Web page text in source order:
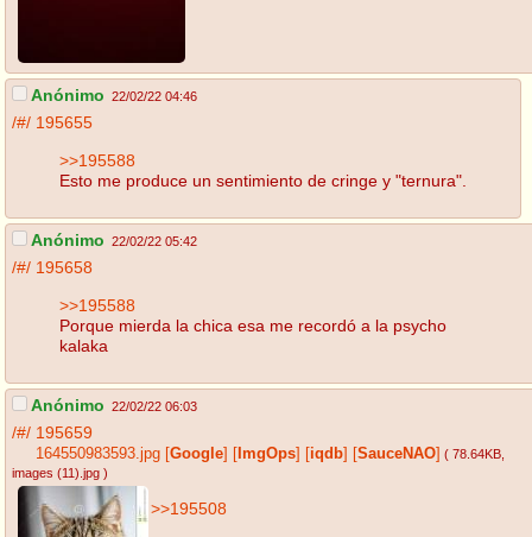
Anónimo 22/02/22 04:46
/#/ 195655
>>195588
Esto me produce un sentimiento de cringe y "ternura".
Anónimo 22/02/22 05:42
/#/ 195658
>>195588
Porque mierda la chica esa me recordó a la psycho
kalaka
Anónimo 22/02/22 06:03
/#/ 195659
164550983593.jpg Google ImgOps iqdb SauceNAO ( 78.64KB
images (11).jpg )
>>195508